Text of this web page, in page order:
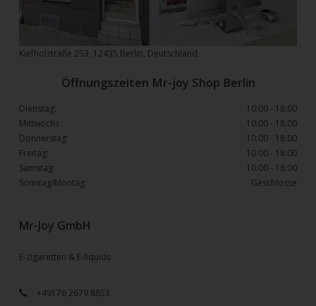
Mr-Joy GmbH
E-zigaretten & E-liquids
+49176 2679 8853
Kiefholztraße 253, 12435 Berlin, Deutschland
Öffnungszeiten Mr-joy Shop Berlin
Dienstag:
10:00 - 18:00
Mittwochs :
10:00 - 18:00
Donnerstag:
10:00 - 18:00
Freitag:
10:00 - 18:00
Samstag:
10:00 - 18:00
Sonntag/Montag:
Geschlosse